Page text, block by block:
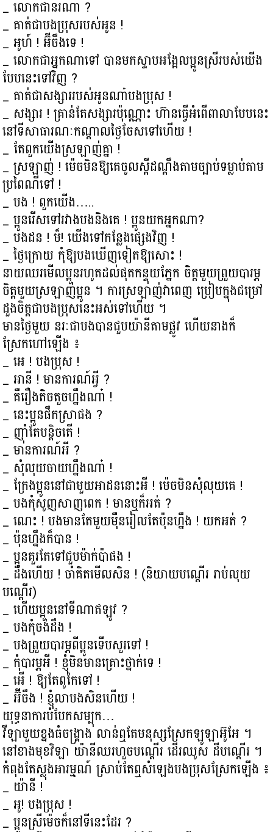
_ លោកជានរណា ?
_ គាត់ជាបងប្រុសរបស់អូន !
_ អូហ៍ ! អ៊ីចឹងទេ !
_ លោកជាអ្នកណាទៅ បានមកស្ទាបអង្អែលប្អូនស្រីរបស់យើង
បែបនេះទៅវិញ ?
_ គាត់ជាសង្សាររបស់អូនណា៎បងប្រុស !
_ សង្សារ ! គ្រាន់តែសង្សារប៉ុណ្ណោះ ហ៊ានធ្វើអំពើពាលាបែបនេះ
នៅទីសាធារណៈកណ្ដាលថ្ងៃចែសទៅហើយ !
_ តែពួកយើងស្រឡាញ់គ្នា !
_ ស្រឡាញ់ ! ម៉េចមិនឱ្យគេចូលស្ដីដណ្ដឹងតាមច្បាប់ទម្លាប់តាម
ប្រពៃណីទៅ !
_ បង ! ពួកយើង…..
_ ប្អូនរើសទៅរវាងបងនិងគេ ! ប្អូនយកអ្នកណា?
_ បងដន ! ម៏! យើងទៅកន្លែងផ្សេងវិញ !
_ ថ្ងៃក្រោយ កុំឱ្យបងឃើញទៀតឱ្យសោះ !
នាយឈរមើលប្អូនរហូតដល់ផុតកន្ទុយភ្នែក ចិត្តមួយព្រួយបារម្ភ
ចិត្តមួយស្រឡាញ់ប្អូន ។ ការស្រឡាញ់វាពេញ ប្រៀបក្នុងជម្រៅ
ដួងចិត្តជាបងប្រុសនេះអស់ទៅហើយ ។
មានថ្ងៃមួយ នរៈជាបងបានជួបយ៉ានីតាមផ្លូវ ហើយនាងក៏
ស្រែកហៅឡើង ៖
_ អេ ! បងប្រុស !
_ អានី ! មានការណ៍អ្វី ?
_ គឺរឿងតិចតួចហ្នឹងណា៎ !
_ នេះប្អូនផឹកស្រាផង ?
_ ញ៉ាំតែបន្តិចតើ !
_ មានការណ៍អី ?
_ សុំលុយចាយហ្នឹងណា៎ !
_ ក្រែងប្អូននៅជាមួយអាដននោះអី ! ម៉េចមិនសុំលុយគេ !
_ បងកុំសូញសាញពេក ! មានឬក៏អត់ ?
_ ណេះ ! បងមានតែមួយម៉ឺនរៀលតែប៉ុនហ្នឹង ! យកអត់ ?
_ ប៉ុនហ្នឹងក៏បាន !
_ ប្អូនគួរតែទៅជួបម៉ាក់ប៉ាផង !
_ ដឹងហើយ ! ចាំគិតមើលសិន ! (និយាយបណ្ដើរ រាប់លុយ
បណ្ដើរ)
_ ហើយប្អូននៅទីណាឥឡូវ ?
_ បងកុំចង់ដឹង !
_ បងព្រួយបារម្ភពីប្អូនទើបសួរទៅ !
_ កុំបារម្ភអី ! ខ្ញុំមិនមានគ្រោះថ្នាក់ទេ !
_ អើ ! ឱ្យតែពូកែទៅ !
_ អ៊ីចឹង ! ខ្ញុំលាបងសិនហើយ !
យុទ្ធនាការបំបែកសម្បុក…
វីឡាមួយខ្នងធំចង្គ្រាង លាន់ឮតែមនុស្សស្រែកឡូឡាអ៊ូអែ ។
នៅខាងមុខវិឡា យ៉ានីឈរហួចបណ្ដើរ ដើរឈូស ដីបណ្ដើរ ។
កំពុងតែស្លុងអារម្មណ៍ ស្រាប់តែឮសំឡេងបងប្រុសស្រែកឡើង ៖
_ យ៉ានី !
_ អូ! បងប្រុស !
_ ប្អូនស្រីម៉េចក៏នៅទីនេះដែរ ?